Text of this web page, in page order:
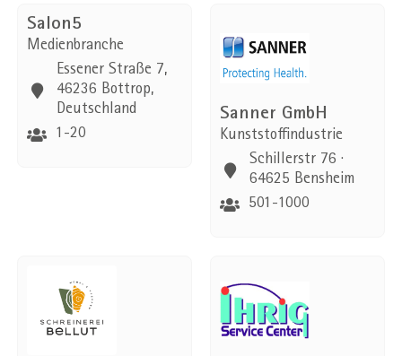
Salon5
Medienbranche
Essener Straße 7,
46236 Bottrop,
Deutschland
1-20
Sanner GmbH
Kunststoffindustrie
Schillerstr 76 ·
64625 Bensheim
501-1000